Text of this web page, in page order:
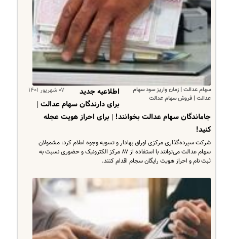
سهام عدالت | زمان واریز سود سهام
عدالت | فروش سهام عدالت
۰۷ شهریور ۱۴۰۱
اطلاعیه جدید
برای دارندگان سهام عدالت |
جاماندگان سهام عدالت بخوانند! | برای احراز هویت عجله
کنید!
شرکت سپرده‌گذاری مرکزی اوراق بهادار و تسویه وجوه اعلام کرد: مشمولان
سهام عدالت می‌توانند با استفاده از ۸۷ مرکز الکترونیک و حضوری نسبت به
ثبت نام و احراز هویت رایگان سجام اقدام کنند.